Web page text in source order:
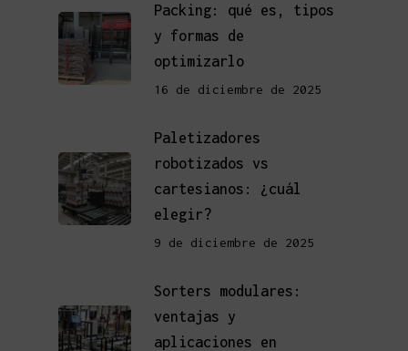
Packing: qué es, tipos
y formas de
optimizarlo
16 de diciembre de 2025
Paletizadores
robotizados vs
cartesianos: ¿cuál
elegir?
9 de diciembre de 2025
Sorters modulares:
ventajas y
aplicaciones en